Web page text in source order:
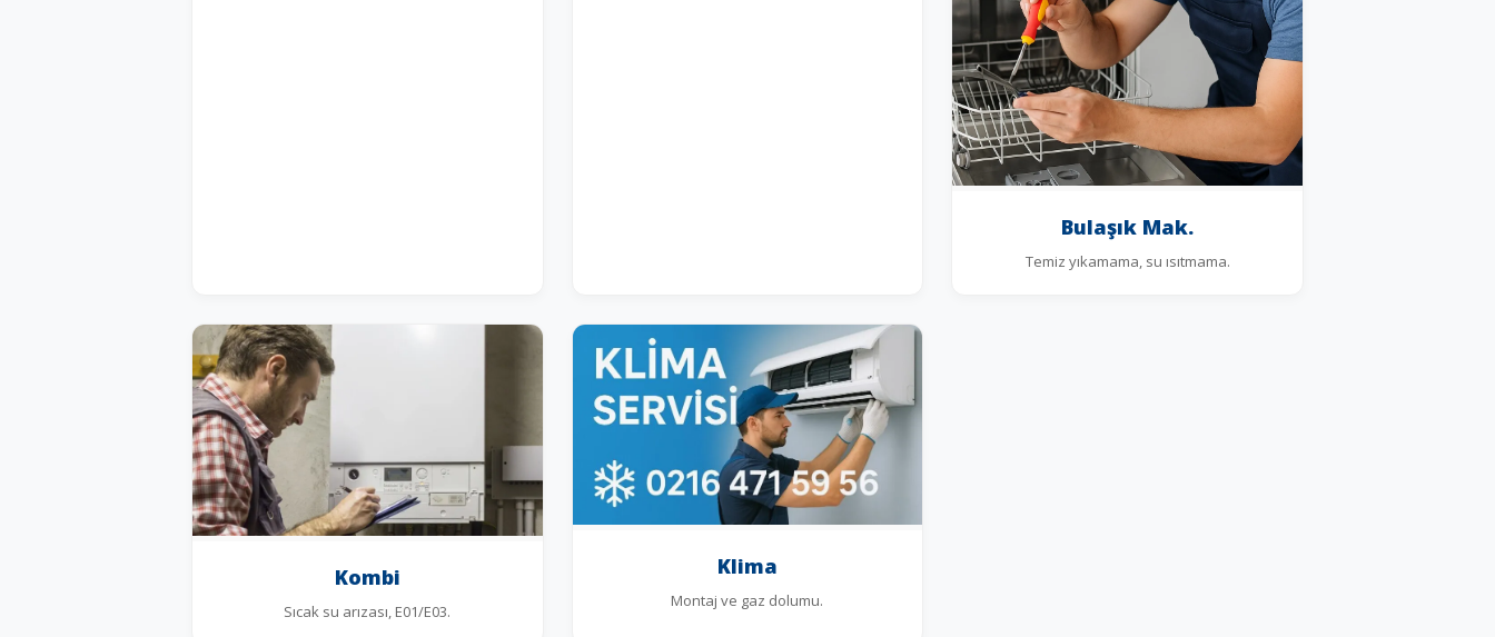
Bulaşık Mak.
Temiz yıkamama, su ısıtmama.
Kombi
Sıcak su arızası, E01/E03.
Klima
Montaj ve gaz dolumu.